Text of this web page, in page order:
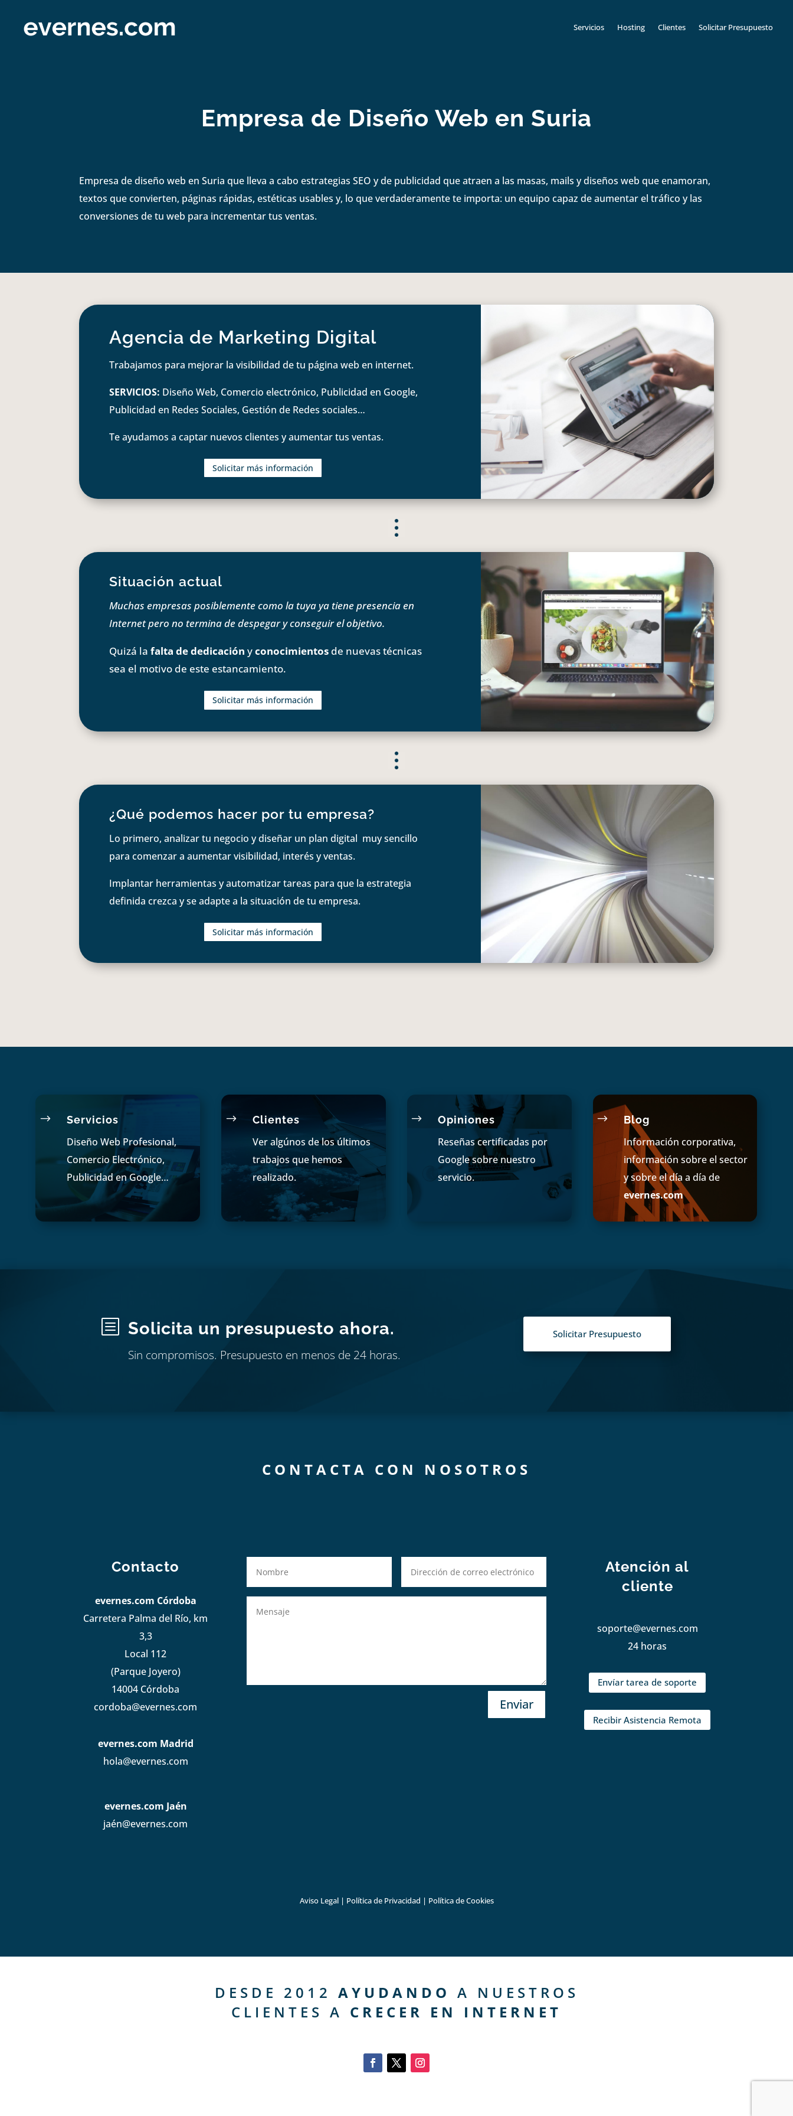
Servicios Hosting Clientes Solicitar Presupuesto
Empresa de Diseño Web en Suria
Empresa de diseño web en Suria que lleva a cabo estrategias SEO y de publicidad que atraen a las masas, mails y diseños web que enamoran,
textos que convierten, páginas rápidas, estéticas usables y, lo que verdaderamente te importa: un equipo capaz de aumentar el tráfico y las
conversiones de tu web para incrementar tus ventas.
Agencia de Marketing Digital
Trabajamos para mejorar la visibilidad de tu página web en internet.
SERVICIOS: Diseño Web, Comercio electrónico, Publicidad en Google,
Publicidad en Redes Sociales, Gestión de Redes sociales…
Te ayudamos a captar nuevos clientes y aumentar tus ventas.
Solicitar más información
Situación actual
Muchas empresas posiblemente como la tuya ya tiene presencia en
Internet pero no termina de despegar y conseguir el objetivo.
Quizá lafalta de dedicación yconocimientos de nuevas técnicas
sea el motivo de este estancamiento.
Solicitar más información
¿Qué podemos hacer por tu empresa?
Lo primero, analizar tu negocio y diseñar un plan digital muy sencillo
para comenzar a aumentar visibilidad, interés y ventas.
Implantar herramientas y automatizar tareas para que la estrategia
definida crezca y se adapte a la situación de tu empresa.
Solicitar más información
$ Servicios
Diseño Web Profesional,
Comercio Electrónico,
Publicidad en Google…
$ Clientes
Ver algúnos de los últimos
trabajos que hemos
realizado.
$ Opiniones
Reseñas certificadas por
Google sobre nuestro
servicio.
$ Blog
Información corporativa,
información sobre el sector
y sobre el día a día de
evernes.com
b Solicita un presupuesto ahora.
Sin compromisos. Presupuesto en menos de 24 horas.
Solicitar Presupuesto
CONTACTA CON NOSOTROS
Contacto
evernes.com Córdoba
Carretera Palma del Río, km
3,3
Local 112
(Parque Joyero)
14004 Córdoba
cordoba@evernes.com
evernes.com Madrid
hola@evernes.com
evernes.com Jaén
jaén@evernes.com
Enviar
Atención al
cliente
soporte@evernes.com
24 horas
Envíar tarea de soporte
Recibir Asistencia Remota
Aviso Legal| Política de Privacidad | Política de Cookies
DESDE 2012 AYUDANDO A NUESTROS
CLIENTES A CRECER EN INTERNET